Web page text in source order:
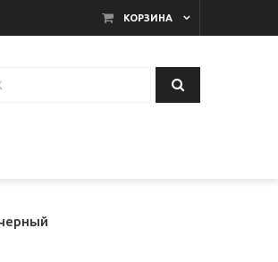
КОРЗИНА